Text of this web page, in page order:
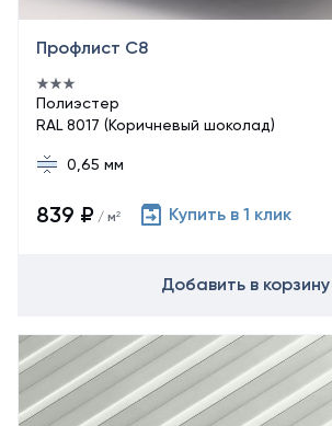
Профлист С8
Полиэстер
RAL 8017 (Коричневый шоколад)
0,65 мм
839 ₽ / м² Купить в 1 клик
Добавить в корзину